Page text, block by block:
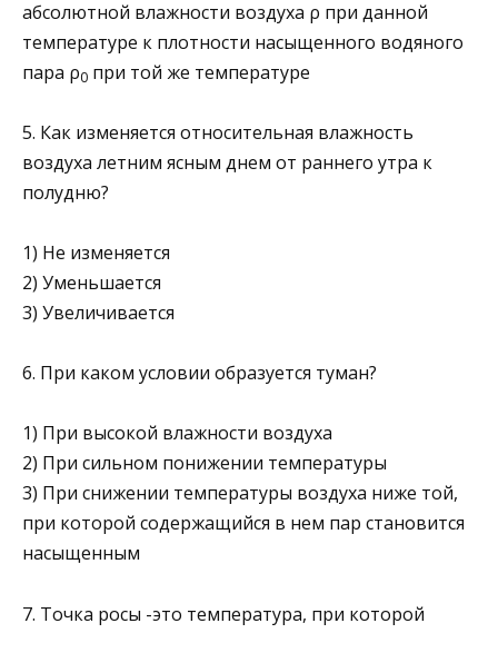
абсолютной влаж­ности воздуха ρ при данной
температуре к плотности насыщенного водяного
пара ρ0 при той же температуре
5. Как изменяется относительная влажность
воздуха летним яс­ным днем от раннего утра к
полудню?
1) Не изменяется
2) Уменьшается
3) Увеличивается
6. При каком условии образуется туман?
1) При высокой влажности воздуха
2) При сильном понижении температуры
3) При снижении температуры воздуха ниже той,
при кото­рой содержащийся в нем пар становится
насыщенным
7. Точка росы -это температура, при которой